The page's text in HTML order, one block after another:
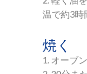
温で約3時
焼く
1. オーブ